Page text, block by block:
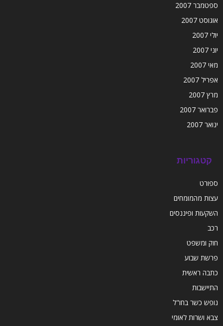
ספטמבר 2007
אוגוסט 2007
יולי 2007
יוני 2007
מאי 2007
אפריל 2007
מרץ 2007
פברואר 2007
ינואר 2007
קטגוריות
ספורט
עצות מהמומחים
השקעות ופיננסים
רכב
חוק ומשפט
פרשת שבוע
כתבה ראשית
התיישבות
נופש כשר בחו"ל
צבא ושרות לאומי